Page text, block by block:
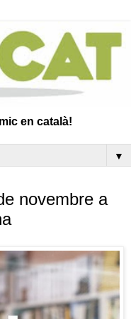
en català!
▼
novembre a